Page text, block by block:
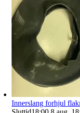
Innerslang forhjul